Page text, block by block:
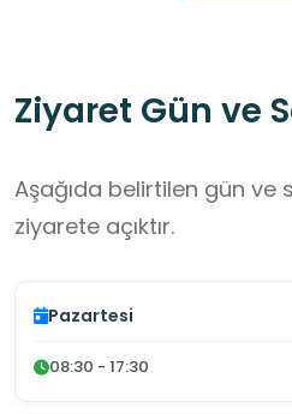
Ziyaret Gün ve
Aşağıda belirtilen gün ve
ziyarete açıktır.
Pazartesi
08:30 - 17:30